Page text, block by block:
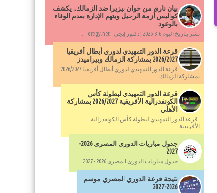
بيان ناري من خوان بيزيرا ضد الزمالك.. يكشف
كواليس أزمة الرحيل ويتهم الإدارة بعدم الوفاء
بالوعود
نشر بتاريخ اليوم 6-8-2026 | دكتور إيجي - dregy.net ...
قرعة الدور التمهيدي لدوري أبطال أفريقيا
2026/2027 بمشاركة الزمالك وبيراميدز
قرعة الدور التمهيدي لدوري أبطال أفريقيا 2026/2027
بمشاركة الزمالك...
قرعة الدور التمهيدي لبطولة كأس
الكونفدرالية الأفريقية 2026/2027 بمشاركة
الأهلي
قرعة الدور التمهيدي لبطولة كأس الكونفدرالية
الأفريقية...
جدول مباريات الدورى المصرى 2026-
2027
جدول مباريات الدورى المصرى 2026 - 2027 ...
نتيجة قرعة الدوري المصري موسم
2026-2027